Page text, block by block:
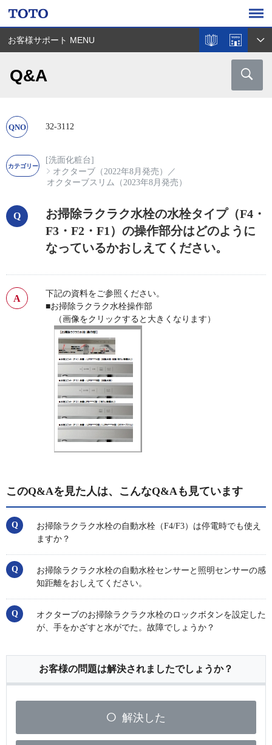
お客様サポート MENU
Q&A
32-3112
[洗面化粧台]
オクターブ（2022年8月発売）
／
オクターブスリム（2023年8月発売）
お掃除ラクラク水栓の水栓タイプ（F4・
F3・F2・F1）の操作部分はどのように
なっているかおしえてください。
下記の資料をご参照ください。
■お掃除ラクラク水栓操作部
（画像をクリックすると大きくなります）
このQ&Aを見た人は、こんなQ&Aも見ています
お掃除ラクラク水栓の自動水栓（F4/F3）は停電時でも使え
ますか？
お掃除ラクラク水栓の自動水栓センサーと照明センサーの感
知距離をおしえてください。
オクターブのお掃除ラクラク水栓のロックボタンを設定した
が、手をかざすと水がでた。故障でしょうか？
お客様の問題は解決されましたでしょうか？
解決した